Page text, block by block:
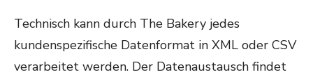
Technisch kann durch The Bakery jedes
kundenspezifische Datenformat in XML oder CSV
verarbeitet werden. Der Datenaustausch findet